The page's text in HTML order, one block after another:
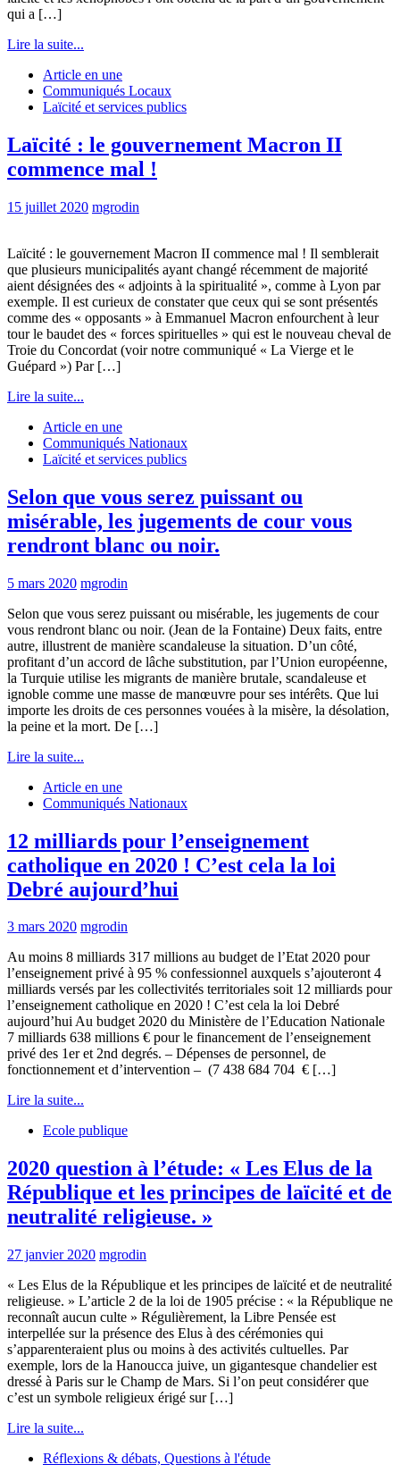
qui a […]
Lire la suite...
Article en une
Communiqués Locaux
Laïcité et services publics
Laïcité : le gouvernement Macron II
commence mal !
15 juillet 2020 mgrodin
Laïcité : le gouvernement Macron II commence mal ! Il semblerait
que plusieurs municipalités ayant changé récemment de majorité
aient désignées des « adjoints à la spiritualité », comme à Lyon par
exemple. Il est curieux de constater que ceux qui se sont présentés
comme des « opposants » à Emmanuel Macron enfourchent à leur
tour le baudet des « forces spirituelles » qui est le nouveau cheval de
Troie du Concordat (voir notre communiqué « La Vierge et le
Guépard ») Par […]
Lire la suite...
Article en une
Communiqués Nationaux
Laïcité et services publics
Selon que vous serez puissant ou
misérable, les jugements de cour vous
rendront blanc ou noir.
5 mars 2020 mgrodin
Selon que vous serez puissant ou misérable, les jugements de cour
vous rendront blanc ou noir. (Jean de la Fontaine) Deux faits, entre
autre, illustrent de manière scandaleuse la situation. D’un côté,
profitant d’un accord de lâche substitution, par l’Union européenne,
la Turquie utilise les migrants de manière brutale, scandaleuse et
ignoble comme une masse de manœuvre pour ses intérêts. Que lui
importe les droits de ces personnes vouées à la misère, la désolation,
la peine et la mort. De […]
Lire la suite...
Article en une
Communiqués Nationaux
12 milliards pour l’enseignement
catholique en 2020 ! C’est cela la loi
Debré aujourd’hui
3 mars 2020 mgrodin
Au moins 8 milliards 317 millions au budget de l’Etat 2020 pour
l’enseignement privé à 95 % confessionnel auxquels s’ajouteront 4
milliards versés par les collectivités territoriales soit 12 milliards pour
l’enseignement catholique en 2020 ! C’est cela la loi Debré
aujourd’hui Au budget 2020 du Ministère de l’Education Nationale
7 milliards 638 millions € pour le financement de l’enseignement
privé des 1er et 2nd degrés. – Dépenses de personnel, de
fonctionnement et d’intervention – (7 438 684 704 € […]
Lire la suite...
Ecole publique
2020 question à l’étude: « Les Elus de la
République et les principes de laïcité et de
neutralité religieuse. »
27 janvier 2020 mgrodin
« Les Elus de la République et les principes de laïcité et de neutralité
religieuse. » L’article 2 de la loi de 1905 précise : « la République ne
reconnaît aucun culte » Régulièrement, la Libre Pensée est
interpellée sur la présence des Elus à des cérémonies qui
s’apparenteraient plus ou moins à des activités cultuelles. Par
exemple, lors de la Hanoucca juive, un gigantesque chandelier est
dressé à Paris sur le Champ de Mars. Si l’on peut considérer que
c’est un symbole religieux érigé sur […]
Lire la suite...
Réflexions & débats, Questions à l'étude